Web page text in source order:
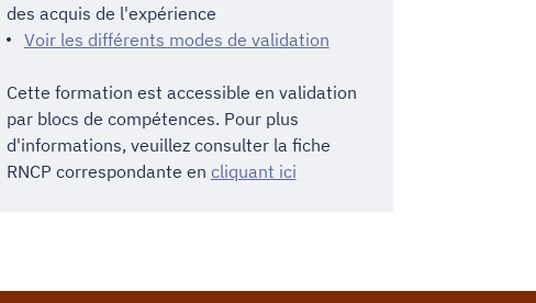
des acquis de l'expérience
Voir les différents modes de validation
Cette formation est accessible en validation
par blocs de compétences. Pour plus
d'informations, veuillez consulter la fiche
RNCP correspondante en cliquant ici